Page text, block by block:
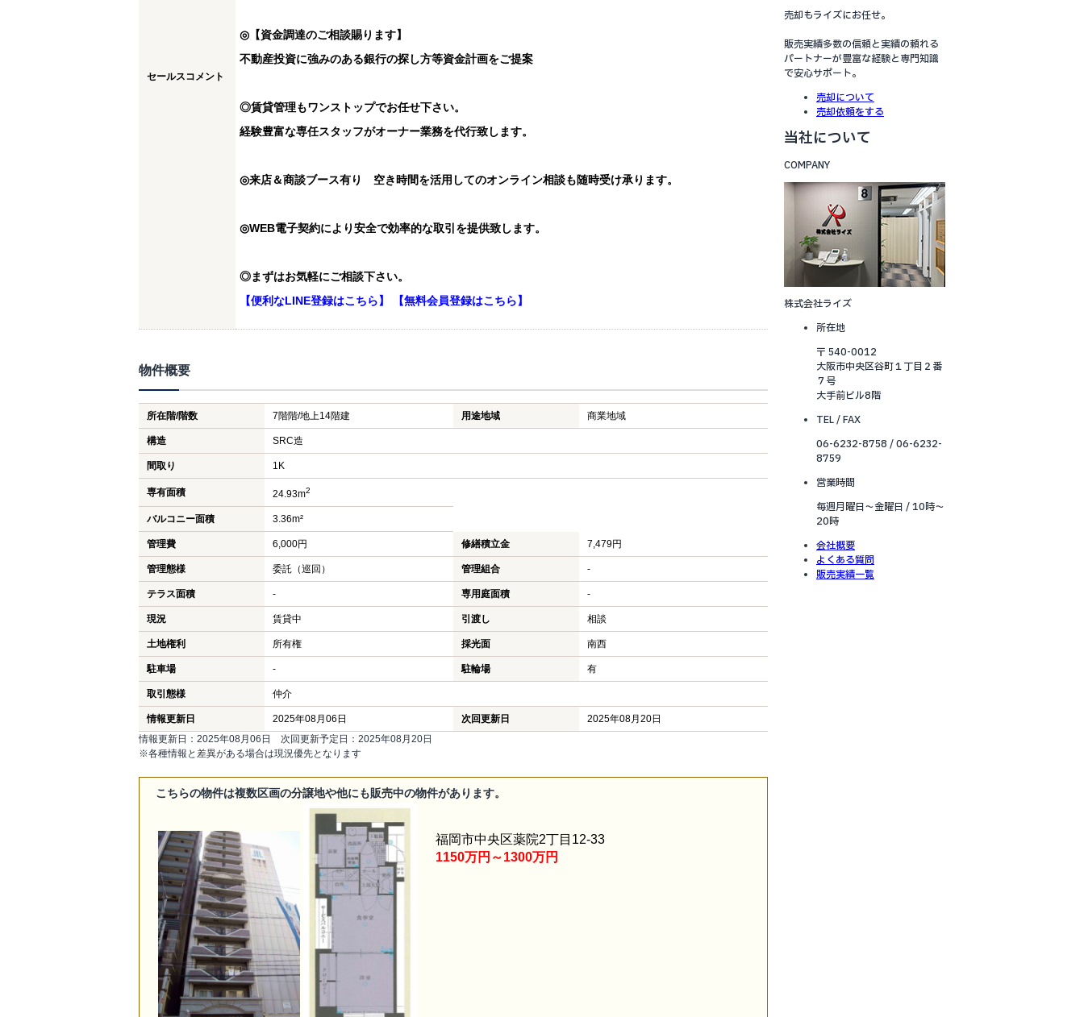
セールスコメント
◎【資金調達のご相談賜ります】
不動産投資に強みのある銀行の探し方等資金計画をご提案
◎賃貸管理もワンストップでお任せ下さい。
経験豊富な専任スタッフがオーナー業務を代行致します。
◎来店＆商談ブース有り 空き時間を活用してのオンライン相談も随時受け承ります。
◎WEB電子契約により安全で効率的な取引を提供致します。
◎まずはお気軽にご相談下さい。
【便利なLINE登録はこちら】
【無料会員登録はこちら】
物件概要
所在階/階数 7階階/地上14階建 用途地域 商業地域
構造 SRC造
間取り 1K
専有面積 24.93m2
バルコニー面積 3.36m²
管理費 6,000円 修繕積立金 7,479円
管理態様 委託（巡回） 管理組合 -
テラス面積 - 専用庭面積 -
現況 賃貸中 引渡し 相談
土地権利 所有権 採光面 南西
駐車場 - 駐輪場 有
取引態様 仲介
情報更新日 2025年08月06日 次回更新日
2025年08月20日
情報更新日：2025年08月06日 次回更新予定日：2025年08月20日
※各種情報と差異がある場合は現況優先となります
こちらの物件は複数区画の分譲地や他にも販売中の物件があります。
福岡市中央区薬院2丁目12-33
1150万円～1300万円
売却もライズにお任せ。
販売実績多数の信頼と実績の頼れる
パートナーが豊富な経験と専門知識
で安心サポート。
売却について
売却依頼をする
当社について
COMPANY
株式会社ライズ
所在地
〒 540-0012
大阪市中央区谷町１丁目２番
７号
大手前ビル8階
TEL / FAX
06-6232-8758 / 06-6232-
8759
営業時間
毎週月曜日～金曜日 / 10時～
20時
会社概要
よくある質問
販売実績一覧